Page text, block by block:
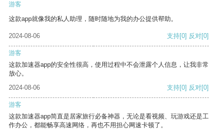
游客
这款app就像我的私人助理，随时随地为我的办公提供帮助。
2024-08-06 支持[0] 反对[0]
游客
这款加速器app的安全性很高，使用过程中不会泄露个人信息，让我非常
放心。
2024-08-06
支持[0] 反对[0]
游客
这款加速器app简直是居家旅行必备神器，无论是看视频、玩游戏还是工
作办公，都能畅享高速网络，再也不用担心网速卡顿了。